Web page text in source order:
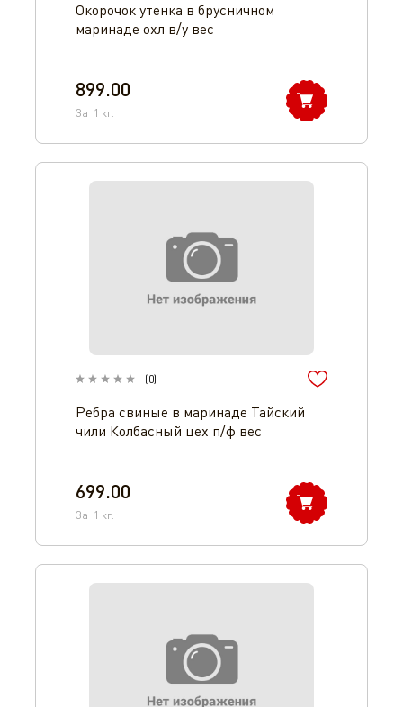
Окорочок утенка в брусничном
маринаде охл в/у вес
899.00
За 1 кг.
(0)
Ребра свиные в маринаде Тайский
чили Колбасный цех п/ф вес
699.00
За 1 кг.